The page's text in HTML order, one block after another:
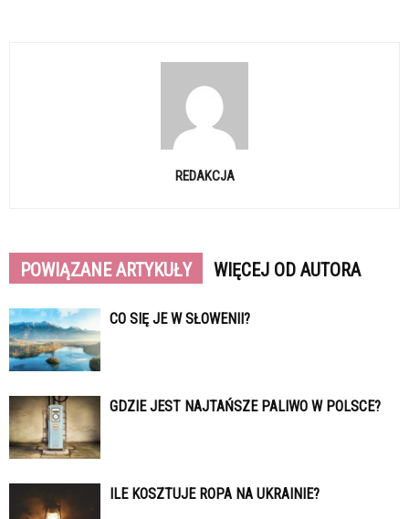
REDAKCJA
POWIĄZANE ARTYKUŁY WIĘCEJ OD AUTORA
CO SIĘ JE W SŁOWENII?
GDZIE JEST NAJTAŃSZE PALIWO W POLSCE?
ILE KOSZTUJE ROPA NA UKRAINIE?